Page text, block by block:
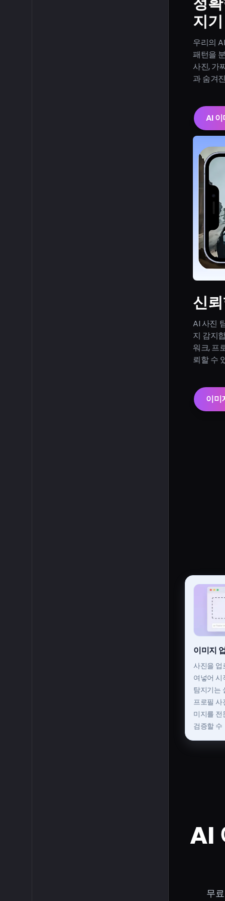
지기
우리의
패턴을
사진, 가
과 숨겨
AI
신
AI 사진
지 감지
워크, 프
뢰할 수
이미
이미지
사진을 업
여넣어 시
탐지기는
프로필 사
미지를
검증할 수
AI
무